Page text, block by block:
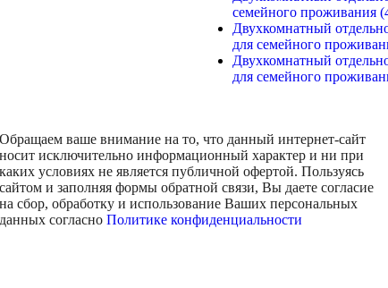
семейного проживания
Двухкомнатный
для семейного
Двухкомнатный
для семейного
Обращаем ваше внимание на то, что данный интернет-сайт
носит исключительно информационный характер и ни при
каких условиях не является публичной офертой. Пользуясь
сайтом и заполняя формы обратной связи, Вы даете согласие
на сбор, обработку и использование Ваших персональных
данных согласно Политике конфиденциальности